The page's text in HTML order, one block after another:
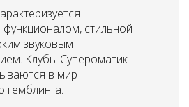
стильной
звуковым
Клубы Супероматик
в мир
гемблинга.